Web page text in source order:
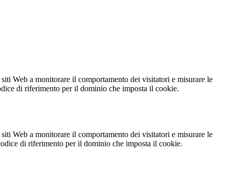
Web a monitorare il comportamento dei visitatori e misurare le
di riferimento per il dominio che imposta il cookie.
Web a monitorare il comportamento dei visitatori e misurare le
di riferimento per il dominio che imposta il cookie.